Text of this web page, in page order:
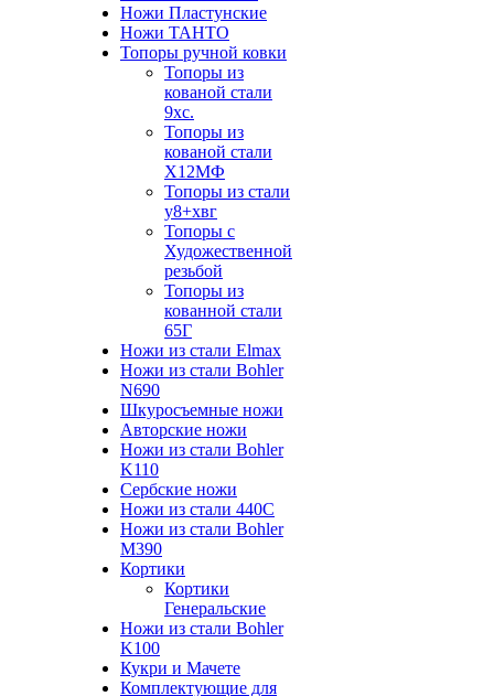
Ножи Пластунские
Ножи ТАНТО
Топоры ручной ковки
Топоры из
кованой стали
9хс.
Топоры из
кованой стали
Х12МФ
Топоры из стали
у8+хвг
Топоры с
Художественной
резьбой
Топоры из
кованной стали
65Г
Ножи из стали Elmax
Ножи из стали Bohler
N690
Шкуросъемные ножи
Авторские ножи
Ножи из стали Bohler
K110
Сербские ножи
Ножи из стали 440С
Ножи из стали Bohler
M390
Кортики
Кортики
Генеральские
Ножи из стали Bohler
K100
Кукри и Мачете
Комплектующие для